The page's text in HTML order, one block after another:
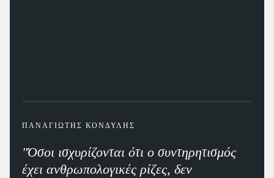
ΠΑΝΑΓΙΩΤΗΣ ΚΟΝΔΥΛΗΣ
"Όσοι ισχυρίζονται ότι ο συντηρητισμός
έχει ανθρωπολογικές ρίζες, δεν